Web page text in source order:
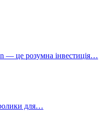
— це розумна інвестиція…
для…